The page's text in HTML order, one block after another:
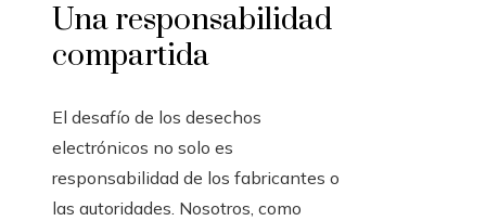
Una responsabilidad
compartida
El desafío de los desechos
electrónicos no solo es
responsabilidad de los fabricantes o
las autoridades. Nosotros, como